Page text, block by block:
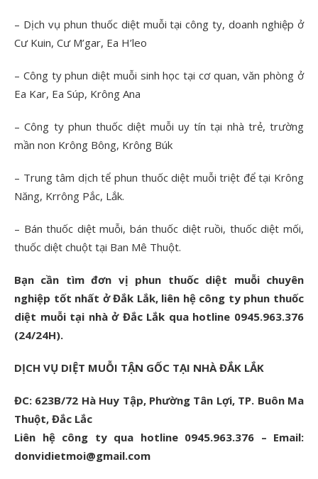
– Dịch vụ phun thuốc diệt muỗi tại công ty, doanh nghiệp ở
Cư Kuin, Cư M’gar, Ea H’leo
– Công ty phun diệt muỗi sinh học tại cơ quan, văn phòng ở
Ea Kar, Ea Súp, Krông Ana
– Công ty phun thuốc diệt muỗi uy tín tại nhà trẻ, trường
mần non Krông Bông, Krông Búk
– Trung tâm dịch tể phun thuốc diệt muỗi triệt để tại Krông
Năng, Krrông Pắc, Lắk.
– Bán thuốc diệt muỗi, bán thuốc diệt ruồi, thuốc diệt mối,
thuốc diệt chuột tại Ban Mê Thuột.
Bạn cần tìm đơn vị phun thuốc diệt muỗi chuyên
nghiệp tốt nhất ở Đắk Lắk, liên hệ công ty phun thuốc
diệt muỗi tại nhà ở Đắc Lắk qua hotline 0945.963.376
(24/24H).
DỊCH VỤ DIỆT MUỖI TẬN GỐC TẠI NHÀ ĐẮK LẮK
ĐC: 623B/72 Hà Huy Tập, Phường Tân Lợi, TP. Buôn Ma
Thuột, Đắc Lắc
Liên hệ công ty qua hotline 0945.963.376 – Email:
donvidietmoi@gmail.com